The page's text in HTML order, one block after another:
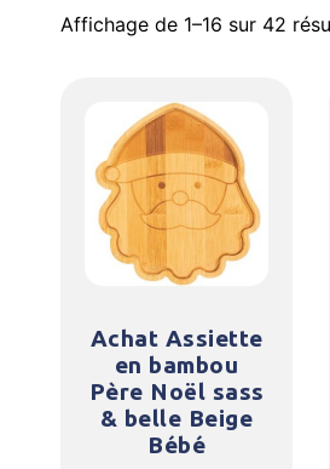
Affichage de 1–16 sur 42
Achat Assiette
en bambou
Père Noël sass
& belle Beige
Bébé